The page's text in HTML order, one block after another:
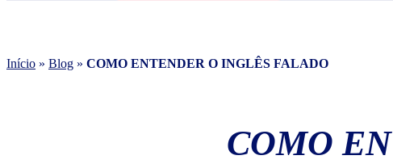
Início » Blog » COMO ENTENDER O INGLÊS FALADO
COMO